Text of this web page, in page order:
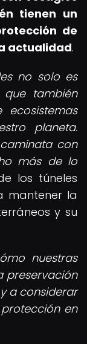
tienen un
de
actualidad.
no solo es
también
planeta.
con
más de lo
los túneles
mantener la
y su
nuestras
preservación
a considerar
en